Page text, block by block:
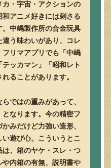
・宇宙・アクションの
アニメ好きには刺さる
中嶋製作所の合金玩具
う味わいがあり、コレ
リマアプリでも「中嶋
ッカマン」「昭和レト
ることがあります。
ではの重みがあって、
なります。今の精密フ
みだけど力強い造形、
遊び心。こういうとこ
、箱のヤケ・スレ・つ
内箱の有無、説明書や